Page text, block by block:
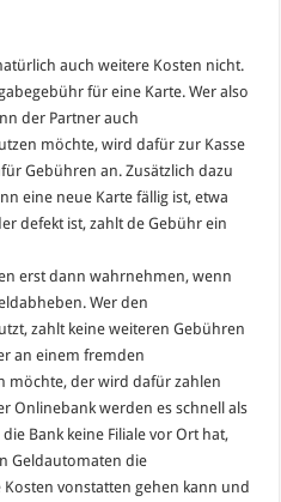
auch weitere Kosten nicht.
für eine Karte. Wer also
der Partner auch
möchte, wird dafür zur Kasse
Gebühren an. Zusätzlich dazu
eine neue Karte fällig ist, etwa
defekt ist, zahlt de Gebühr ein
erst dann wahrnehmen, wenn
Wer den
zahlt keine weiteren Gebühren
an einem fremden
möchte, der wird dafür zahlen
Onlinebank werden es schnell als
Bank keine Filiale vor Ort hat,
Geldautomaten die
vonstatten gehen kann und